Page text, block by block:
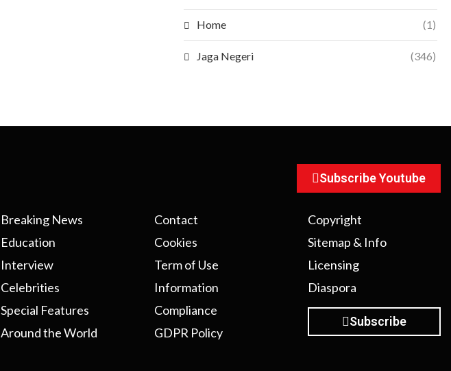
Home (1)
Jaga Negeri (346)
Subscribe Youtube
Breaking News
Education
Interview
Celebrities
Special Features
Around the World
Contact
Cookies
Term of Use
Information
Compliance
GDPR Policy
Copyright
Sitemap & Info
Licensing
Diaspora
Subscribe